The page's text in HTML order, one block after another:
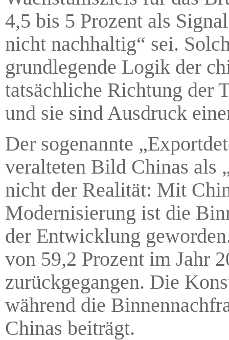
4,5 bis 5 Prozent als
nicht nachhaltig“ sei.
grundlegende Logik der
tatsächliche Richtung der
und sie sind Ausdruck
Der sogenannte
veralteten Bild Chinas als
nicht der Realität: Mit
Modernisierung ist die
der Entwicklung
von 59,2 Prozent im Jahr
zurückgegangen. Die
während die
Chinas beiträgt.